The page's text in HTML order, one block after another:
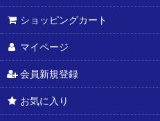
ショッピングカート
マイページ
会員新規登録
お気に入り